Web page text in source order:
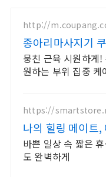
http://
종아리마사지기
감으로 깊은 힐링
뭉친 근육 시원하게
원하는 부위 집중 케
https://
나의 힐링 메이트,
의 홈 에스테틱 완
바쁜 일상 속 짧은
도 완벽하게